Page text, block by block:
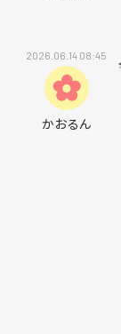
2026.06.14 08:45
かおるん